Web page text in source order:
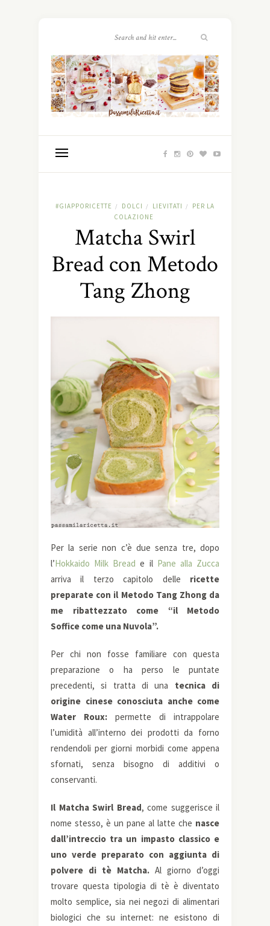
#GIAPPORICETTE / DOLCI / LIEVITATI /
PER LA
COLAZIONE
Matcha Swirl
Bread con Metodo
Tang Zhong
Per la serie non c’è due senza tre, dopo
l’Hokkaido Milk Bread e il Pane alla Zucca
arriva il terzo capitolo delle ricette
preparate con il Metodo Tang Zhong da
me ribattezzato come “il Metodo
Soffice come una Nuvola”.
Per chi non fosse familiare con questa
preparazione o ha perso le puntate
precedenti, si tratta di una tecnica di
origine cinese conosciuta anche come
Water Roux: permette di intrappolare
l’umidità all’interno dei prodotti da forno
rendendoli per giorni morbidi come appena
sfornati, senza bisogno di additivi o
conservanti.
Il Matcha Swirl Bread, come suggerisce il
nome stesso, è un pane al latte che nasce
dall’intreccio tra un impasto classico e
uno verde preparato con aggiunta di
polvere di tè Matcha. Al giorno d’oggi
trovare questa tipologia di tè è diventato
molto semplice, sia nei negozi di alimentari
biologici che su internet: ne esistono di